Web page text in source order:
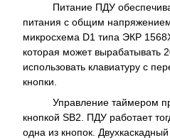
Питание ПДУ
питания с общим
микросхема D1 типа ЭКР
которая может вырабатывать
использовать клавиатуру с
кнопки.
Управление таймером
кнопкой SB2. ПДУ работает
одна из кнопок.